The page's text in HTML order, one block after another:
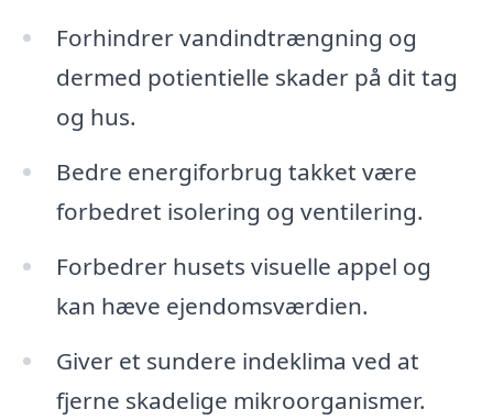
Forhindrer vandindtrængning og
dermed potientielle skader på dit tag
og hus.
Bedre energiforbrug takket være
forbedret isolering og ventilering.
Forbedrer husets visuelle appel og
kan hæve ejendomsværdien.
Giver et sundere indeklima ved at
fjerne skadelige mikroorganismer.